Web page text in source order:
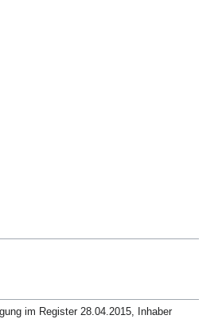
im Register 28.04.2015, Inhaber